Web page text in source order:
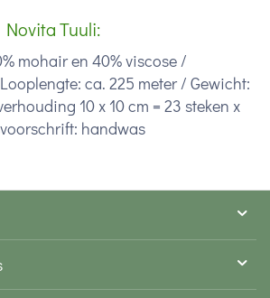
Tuuli:
mohair en 40% viscose /
Looplengte: ca. 225 meter / Gewicht:
10 x 10 cm = 23 steken x
handwas